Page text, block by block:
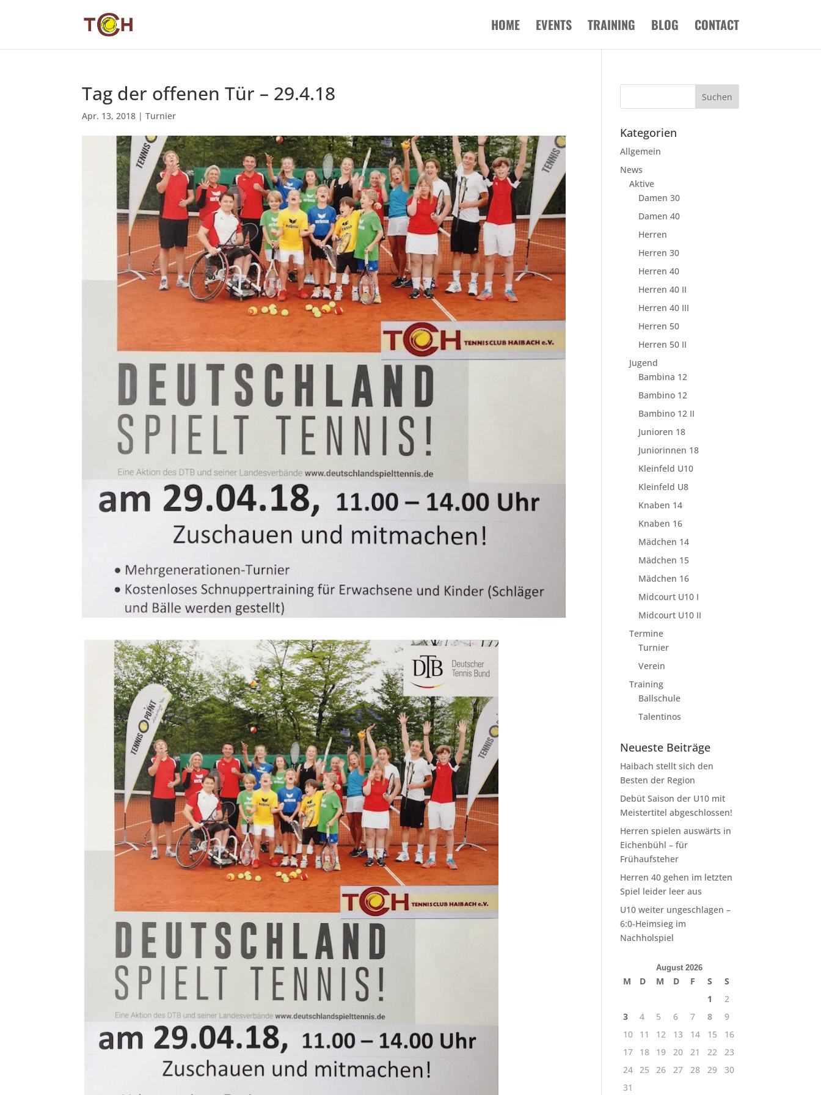
HOME EVENTS TRAINING BLOG CONTACT
Tag der offenen Tür – 29.4.18
Apr. 13, 2018 |Turnier
Kategorien
Allgemein
News
Aktive
Damen 30
Damen 40
Herren
Herren 30
Herren 40
Herren 40 II
Herren 40 III
Herren 50
Herren 50 II
Jugend
Bambina 12
Bambino 12
Bambino 12 II
Junioren 18
Juniorinnen 18
Kleinfeld U10
Kleinfeld U8
Knaben 14
Knaben 16
Mädchen 14
Mädchen 15
Mädchen 16
Midcourt U10 I
Midcourt U10 II
Termine
Turnier
Verein
Training
Ballschule
Talentinos
Neueste Beiträge
Haibach stellt sich den
Besten der Region
Debüt Saison der U10 mit
Meistertitel abgeschlossen!
Herren spielen auswärts in
Eichenbühl – für
Frühaufsteher
Herren 40 gehen im letzten
Spiel leider leer aus
U10 weiter ungeschlagen –
6:0-Heimsieg im
Nachholspiel
August 2026
M D M D F S
S
1
2
3
4 5 6 7 8
9
10
11 12 13 14 15
16
17
18 19 20 21 22
23
24 25 26 27 28 29
30
31